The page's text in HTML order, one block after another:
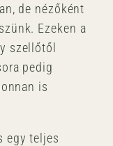
de nézőként
Ezeken a
szellőtől
pedig
is
egy teljes